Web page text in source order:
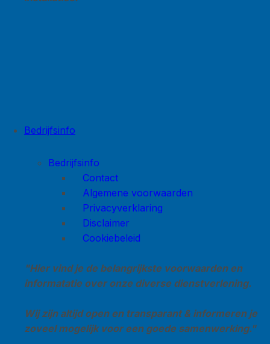
Bedrijfsinfo
Bedrijfsinfo
Contact
Algemene voorwaarden
Privacyverklaring
Disclaimer
Cookiebeleid
"Hier vind je de belangrijkste voorwaarden en
informatatie over onze diverse dienstverlening.
Wij zijn altijd open en transparant & informeren je
zoveel mogelijk voor een goede samenwerking."